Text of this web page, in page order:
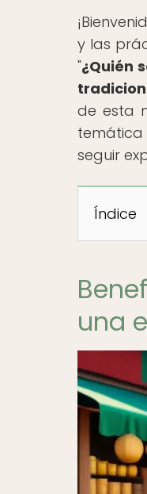
y las
"¿Quién
de esta
temática
seguir
Índice
una